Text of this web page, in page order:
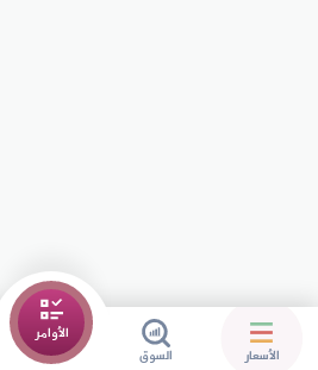
الأسعار السوق
الأوامر